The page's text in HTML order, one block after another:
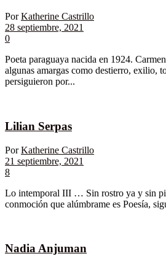
Por Katherine Castrillo
28 septiembre, 2021
0
Poeta paraguaya nacida en 1924.
algunas amargas como destierro, exilio,
persiguieron por...
Lilian Serpas
Por Katherine Castrillo
21 septiembre, 2021
8
Lo intemporal III … Sin rostro ya y sin
conmoción que alúmbrame es Poesía,
Nadia Anjuman